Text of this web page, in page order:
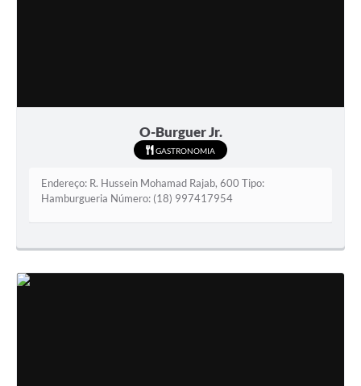
O-Burguer Jr.
GASTRONOMIA
Endereço: R. Hussein Mohamad Rajab, 600 Tipo:
Hamburgueria Número: (18) 997417954